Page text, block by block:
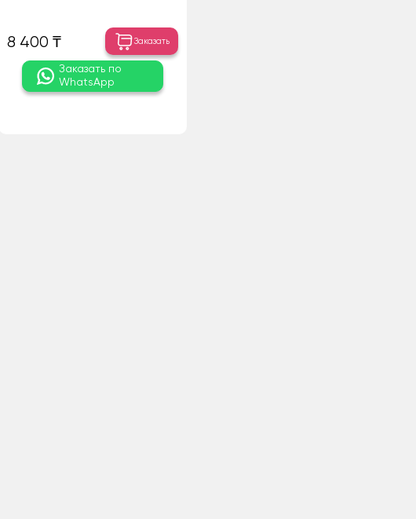
8 400 ₸ Заказать
Заказать по
WhatsApp